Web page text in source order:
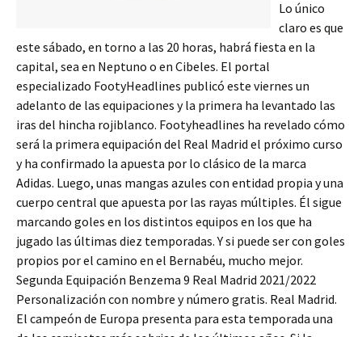
Lo único
claro es que
este sábado, en torno a las 20 horas, habrá fiesta en la
capital, sea en Neptuno o en Cibeles. El portal
especializado FootyHeadlines publicó este viernes un
adelanto de las equipaciones y la primera ha levantado las
iras del hincha rojiblanco. Footyheadlines ha revelado cómo
será la primera equipación del Real Madrid el próximo curso
y ha confirmado la apuesta por lo clásico de la marca
Adidas. Luego, unas mangas azules con entidad propia y una
cuerpo central que apuesta por las rayas múltiples. Él sigue
marcando goles en los distintos equipos en los que ha
jugado las últimas diez temporadas. Y si puede ser con goles
propios por el camino en el Bernabéu, mucho mejor.
Segunda Equipación Benzema 9 Real Madrid 2021/2022
Personalización con nombre y número gratis. Real Madrid.
El campeón de Europa presenta para esta temporada una